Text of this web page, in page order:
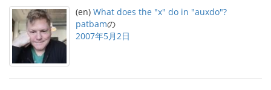
(en) What does the "x" do in "auxdo"?
patbamの
2007年5月2日